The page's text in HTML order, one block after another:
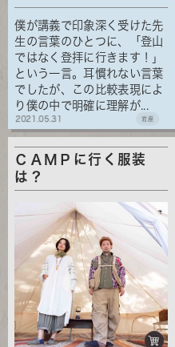
僕が講義で印象深く受けた先
生の言葉のひとつに、「登山
ではなく登拝に行きます！」
という一言。耳慣れない言葉
でしたが、この比較表現によ
り僕の中で明確に理解が...
2021.05.31 岩座
ＣＡＭＰに行く服装
は？